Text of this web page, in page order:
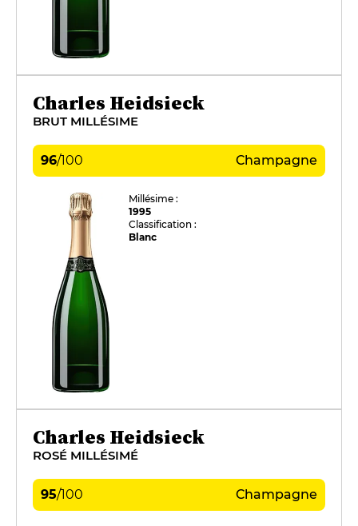
Charles Heidsieck
BRUT MILLÉSIME
96/100 Champagne
Millésime :
1995
Classification :
Blanc
Charles Heidsieck
ROSÉ MILLÉSIMÉ
95/100 Champagne